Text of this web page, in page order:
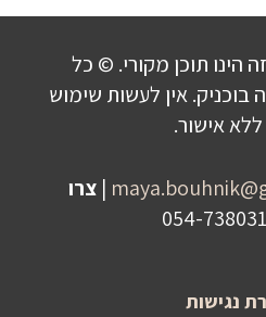
הינו תוכן מקורי. © כל
בוכניק. אין לעשות שימוש
אישור.
| צרו
נגישות